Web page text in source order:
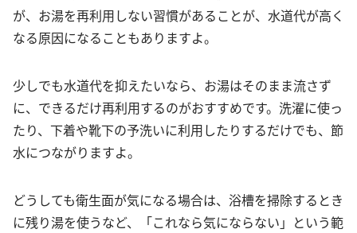
が、お湯を再利用しない習慣があることが、水道代が高く
なる原因になることもありますよ。
少しでも水道代を抑えたいなら、お湯はそのまま流さず
に、できるだけ再利用するのがおすすめです。洗濯に使っ
たり、下着や靴下の予洗いに利用したりするだけでも、節
水につながりますよ。
どうしても衛生面が気になる場合は、浴槽を掃除するとき
に残り湯を使うなど、「これなら気にならない」という範